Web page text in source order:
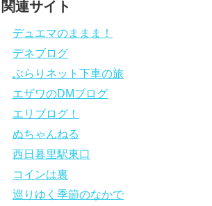
関連サイト
デュエマのままま！
デネブログ
ぶらりネット下車の旅
エザワのDMブログ
エリブログ！
ぬちゃんねる
西日暮里駅東口
コインは裏
巡りゆく季節のなかで